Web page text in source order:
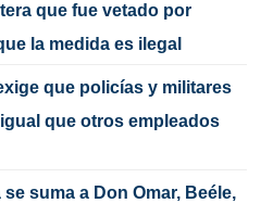
que fue vetado por
la medida es ilegal
que policías y militares
que otros empleados
suma a Don Omar, Beéle,